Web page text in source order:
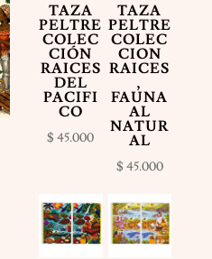
TAZA
PELTRE
COLEC
CIÓN
RAICES
DEL
PACIFI
CO
$ 45.000
TAZA
PELTRE
COLEC
CION
RAICES
,
FAUNA
AL
NATUR
AL
$ 45.000